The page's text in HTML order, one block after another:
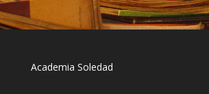
Academia Soledad